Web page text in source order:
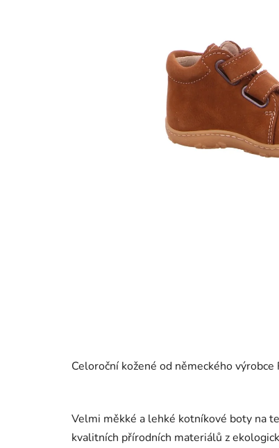
Celoroční kožené od německého
Velmi měkké a lehké kotníkové boty na
kvalitních přírodních materiálů z